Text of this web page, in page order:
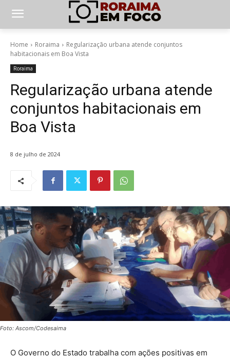
Home Roraima
Regularização urbana atende conjuntos
habitacionais em Boa Vista
Roraima
Regularização urbana atende
conjuntos habitacionais em
Boa Vista
8 de julho de 2024
Foto: Ascom/Codesaima
O Governo do Estado trabalha com ações positivas em